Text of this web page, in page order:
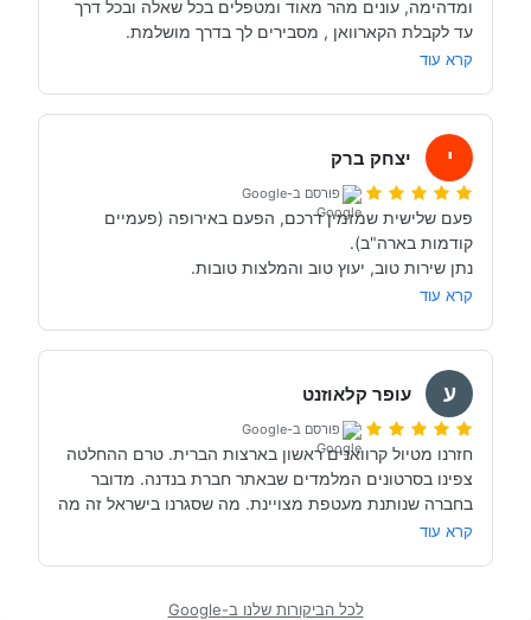
וכיף.
קרא עוד
י יצחק ברק
פורסם ב-Google
בהחלט לקוח מרוצה
קרא עוד
ע עופר קלאוזנט
פורסם ב-Google
קרא עוד
לכל הביקורות שלנו ב-Google